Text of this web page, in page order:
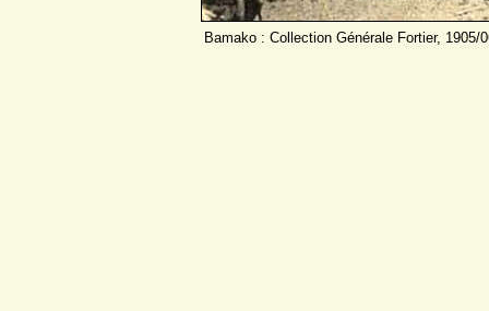
Bamako : Collection Générale Fortier, 1905/